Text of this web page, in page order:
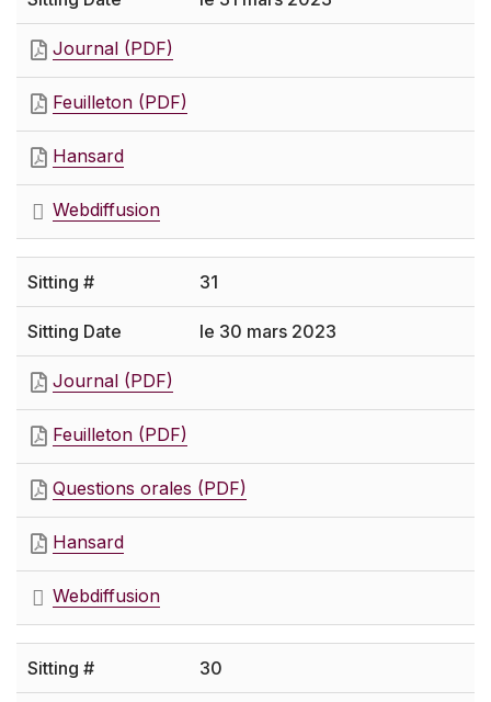
Journal (PDF)
Feuilleton (PDF)
Hansard
Webdiffusion
31
le 30 mars 2023
Journal (PDF)
Feuilleton (PDF)
Questions orales (PDF)
Hansard
Webdiffusion
30